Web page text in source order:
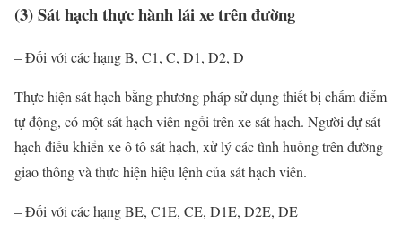
(3) Sát hạch thực hành lái xe trên đường
– Đối với các hạng B, C1, C, D1, D2, D
Thực hiện sát hạch bằng phương pháp sử dụng thiết bị chấm điểm
tự động, có một sát hạch viên ngồi trên xe sát hạch. Người dự sát
hạch điều khiển xe ô tô sát hạch, xử lý các tình huống trên đường
giao thông và thực hiện hiệu lệnh của sát hạch viên.
– Đối với các hạng BE, C1E, CE, D1E, D2E, DE